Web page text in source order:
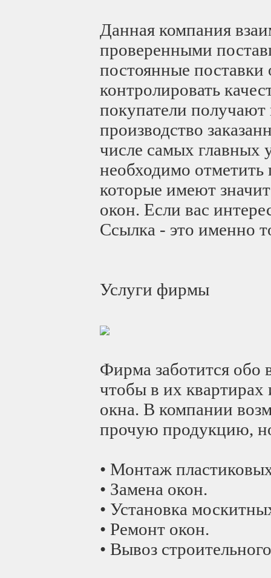
Данная компания
проверенными
постоянные
контролировать
покупатели
производство
числе самых главных
необходимо
которые имеют
окон. Если вас
Ссылка - это именно
Услуги фирмы
Фирма заботится обо
чтобы в их
окна. В компании
прочую продукцию, но
• Монтаж
• Замена окон.
• Установка
• Ремонт окон.
• Вывоз